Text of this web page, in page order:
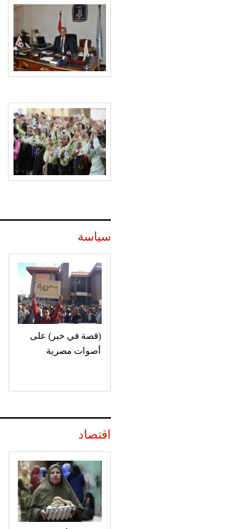
سياسة
(قصة في خبر) على
أصوات مصرية
اقتصاد